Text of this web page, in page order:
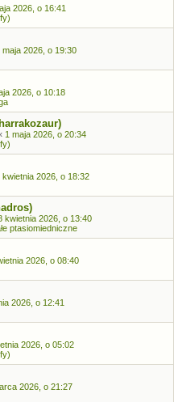
2026, o 16:41
maja 2026, o 19:30
2026, o 10:18
1 maja 2026, o 20:34
kwietnia 2026, o 18:32
kwietnia 2026, o 13:40
ptasiomiedniczne
2026, o 08:40
2026, o 12:41
2026, o 05:02
2026, o 21:27